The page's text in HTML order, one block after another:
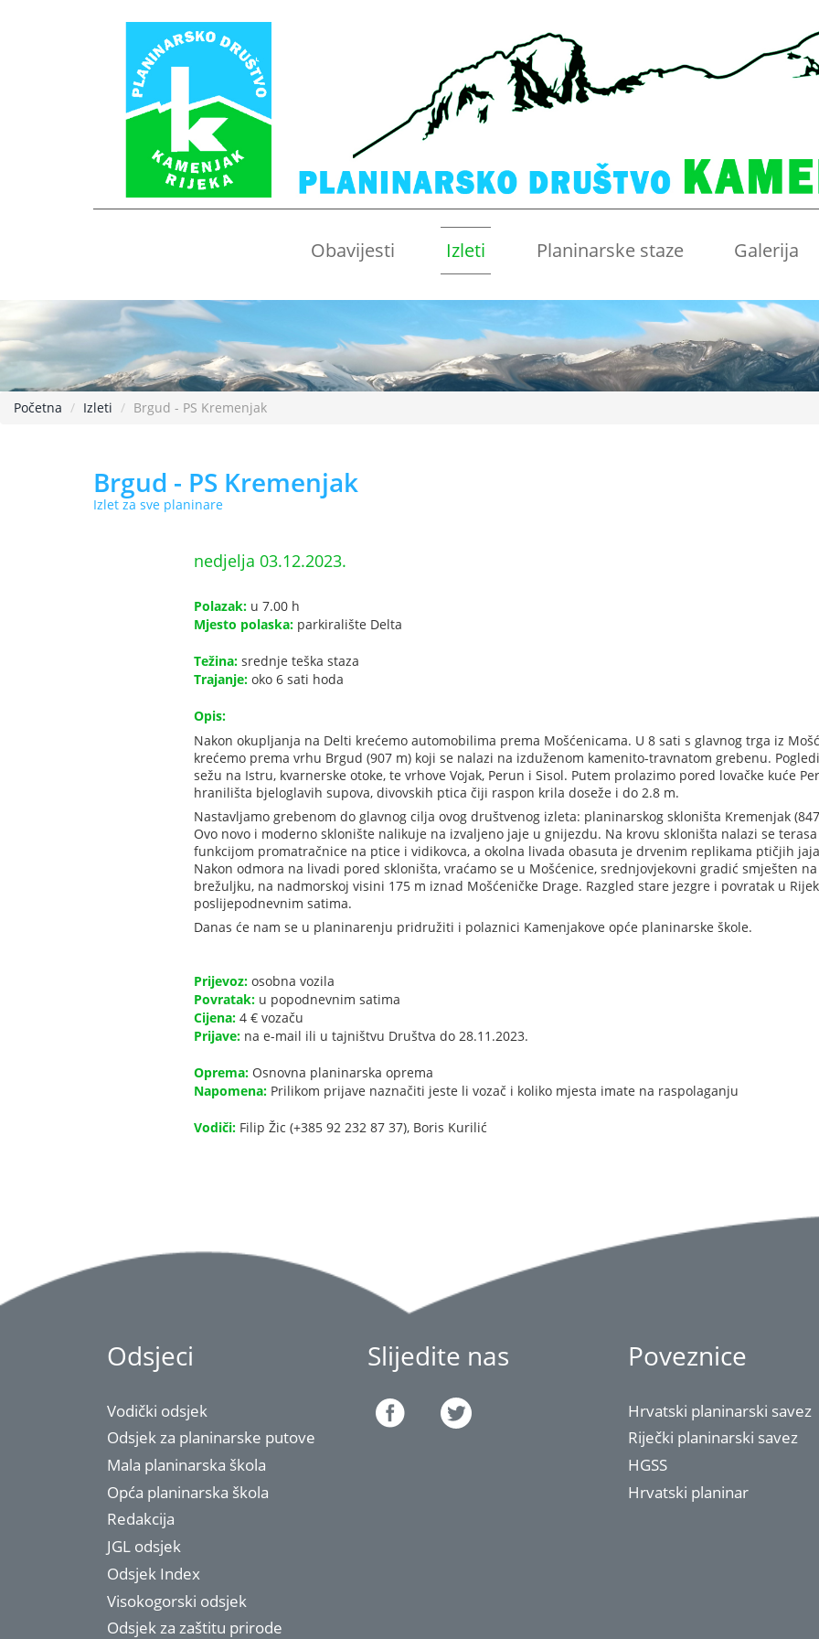
Obavijesti Izleti Planinarske staze Galerija
Početna Izleti Brgud - PS Kremenjak
Brgud - PS Kremenjak
Izlet za sve planinare
nedjelja 03.12.2023.
Polazak: u 7.00 h
Mjesto polaska: parkiralište Delta
Težina: srednje teška staza
Trajanje: oko 6 sati hoda
Opis:
Nakon okupljanja na Delti krećemo automobilima prema Mošćenicama. U 8 sati s glavnog trga iz
krećemo prema vrhu Brgud (907 m) koji se nalazi na izduženom kamenito-travnatom grebenu.
sežu na Istru, kvarnerske otoke, te vrhove Vojak, Perun i Sisol. Putem prolazimo pored lovačke kuće
hranilišta bjeloglavih supova, divovskih ptica čiji raspon krila doseže i do 2.8 m.
Nastavljamo grebenom do glavnog cilja ovog društvenog izleta: planinarskog skloništa Kremenjak
Ovo novo i moderno sklonište nalikuje na izvaljeno jaje u gnijezdu. Na krovu skloništa nalazi se terasa
funkcijom promatračnice na ptice i vidikovca, a okolna livada obasuta je drvenim replikama ptičjih
Nakon odmora na livadi pored skloništa, vraćamo se u Mošćenice, srednjovjekovni gradić smješten na
brežuljku, na nadmorskoj visini 175 m iznad Mošćeničke Drage. Razgled stare jezgre i povratak u
poslijepodnevnim satima.
Danas će nam se u planinarenju pridružiti i polaznici Kamenjakove opće planinarske škole.
Prijevoz: osobna vozila
Povratak: u popodnevnim satima
Cijena: 4 € vozaču
Prijave: na e-mail ili u tajništvu Društva do 28.11.2023.
Oprema: Osnovna planinarska oprema
Napomena: Prilikom prijave naznačiti jeste li vozač i koliko mjesta imate na raspolaganju
Vodiči: Filip Žic (+385 92 232 87 37), Boris Kurilić
Odsjeci
Vodički odsjek
Odsjek za planinarske putove
Mala planinarska škola
Opća planinarska škola
Redakcija
JGL odsjek
Odsjek Index
Visokogorski odsjek
Odsjek za zaštitu prirode
Slijedite nas Poveznice
Hrvatski planinarski savez
Riječki planinarski savez
HGSS
Hrvatski planinar